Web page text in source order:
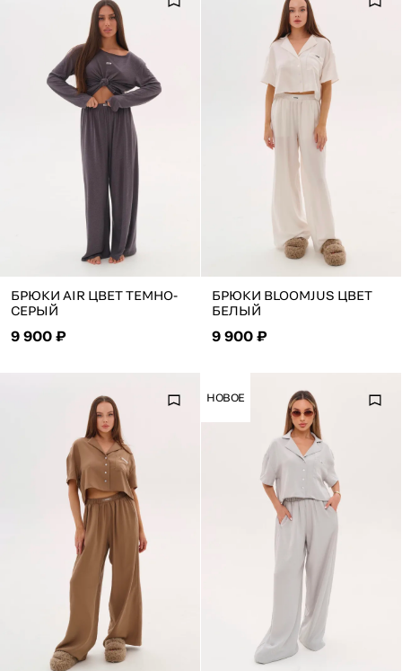
БРЮКИ AIR ЦВЕТ ТЕМНО-
СЕРЫЙ
9 900 ₽
БРЮКИ BLOOMJUS ЦВЕТ
БЕЛЫЙ
9 900 ₽
НОВОЕ